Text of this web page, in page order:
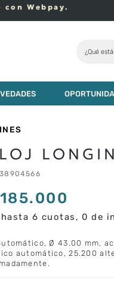
con Webpay.
¿Qué
185.000
hasta 6 cuotas, 0 de
Ø 43.00 mm,
automático, 25.200